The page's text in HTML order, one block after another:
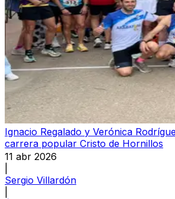
Ignacio Regalado y Verónica
carrera popular Cristo de Hornillos
11 abr 2026
Sergio Villardón